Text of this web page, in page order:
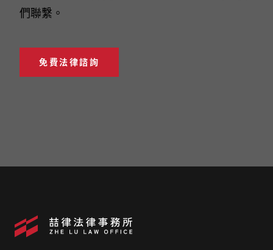
們聯繫。
免費法律諮詢